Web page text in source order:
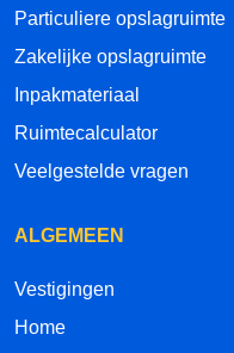
Particuliere opslagruimte
Zakelijke opslagruimte
Inpakmateriaal
Ruimtecalculator
Veelgestelde vragen
ALGEMEEN
Vestigingen
Home